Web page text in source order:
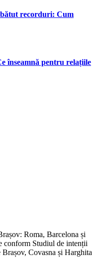
recorduri: Cum
înseamnă pentru relațiile
Roma, Barcelona și
conform Studiul de intenții
Covasna și Harghita